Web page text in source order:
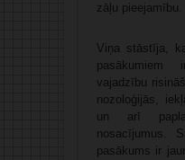
zāļu pieejamību.
Viņa stāstīja,
pasākumiem
vajadzību
nozoloģijās,
un arī
nosacījumus.
pasākums ir